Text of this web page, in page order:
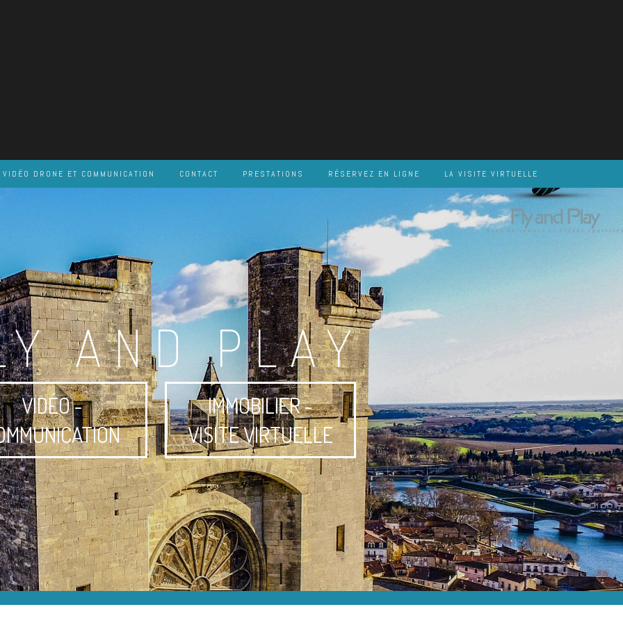
VIDÉO DRONE ET COMMUNICATION CONTACT PRESTATIONS RÉSERVEZ EN LIGNE LA VISITE VIRTUELLE
AND PLAY
VIDÉO -
IMMOBILIER -
VISITE VIRTUELLE